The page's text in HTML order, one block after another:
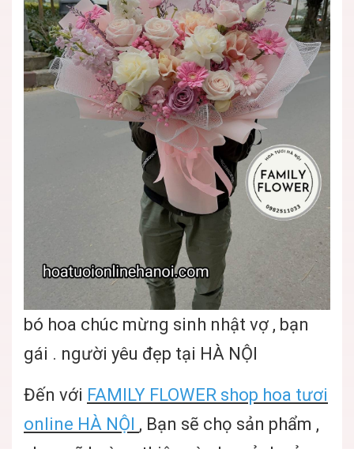
bó hoa chúc mừng sinh nhật vợ , bạn
gái . người yêu đẹp tại HÀ NỘI
Đến với FAMILY FLOWER shop hoa tươi
online HÀ NỘI , Bạn sẽ chọ sản phẩm ,